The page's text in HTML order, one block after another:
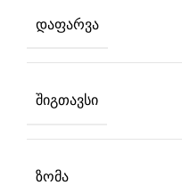
ᲓᲐᲤᲐᲠᲕᲐ
ᲨᲘᲒᲗᲐᲕᲡᲘ
ᲖᲝᲛᲐ